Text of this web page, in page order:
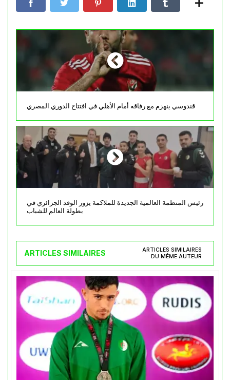
قندوسي ينهزم مع رفاقه أمام الأهلي في افتتاح الدوري المصري
رئيس المنظمة العالمية الجديدة للملاكمة يزور الوفد الجزائري في
بطولة العالم للشباب
ARTICLES SIMILAIRES
ARTICLES SIMILAIRES
DU MÊME AUTEUR